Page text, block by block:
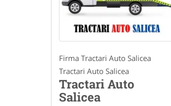
Firma Tractari Auto Salicea
Tractari Auto Salicea
Tractari Auto
Salicea